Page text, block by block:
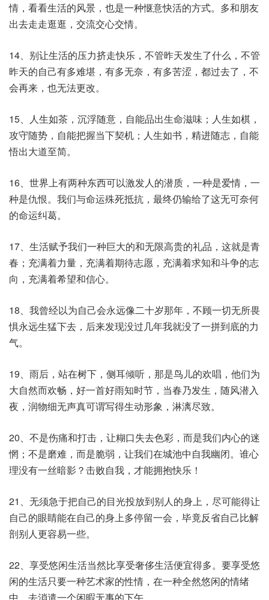
情，看看生活的风景，也是一种惬意快活的方式。多和朋友
出去走走逛逛，交流交心交情。
14、别让生活的压力挤走快乐，不管昨天发生了什么，不管
昨天的自己有多难堪，有多无奈，有多苦涩，都过去了，不
会再来，也无法更改。
15、人生如茶，沉浮随意，自能品出生命滋味；人生如棋，
攻守随势，自能把握当下契机；人生如书，精进随志，自能
悟出大道至简。
16、世界上有两种东西可以激发人的潜质，一种是爱情，一
种是仇恨。我们与命运殊死抵抗，最终仍输给了这无可奈何
的命运纠葛。
17、生活赋予我们一种巨大的和无限高贵的礼品，这就是青
春；充满着力量，充满着期待志愿，充满着求知和斗争的志
向，充满着希望和信心。
18、我曾经以为自己会永远像二十岁那年，不顾一切无所畏
惧永远生猛下去，后来发现没过几年我就没了一拼到底的力
气。
19、雨后，站在树下，侧耳倾听，那是鸟儿的欢唱，他们为
大自然而欢畅，好一首好雨知时节，当春乃发生，随风潜入
夜，润物细无声真可谓写得生动形象，淋漓尽致。
20、不是伤痛和打击，让糊口失去色彩，而是我们内心的迷
惘；不是磨难，而是脆弱，让我们在城池中自我幽闭。谁心
理没有一丝暗影？击败自我，才能拥抱快乐！
21、无须急于把自己的目光投放到别人的身上，尽可能得让
自己的眼睛能在自己的身上多停留一会，毕竟反省自己比解
剖别人更容易一些。
22、享受悠闲生活当然比享受奢侈生活便宜得多。要享受悠
闲的生活只要一种艺术家的性情，在一种全然悠闲的情绪